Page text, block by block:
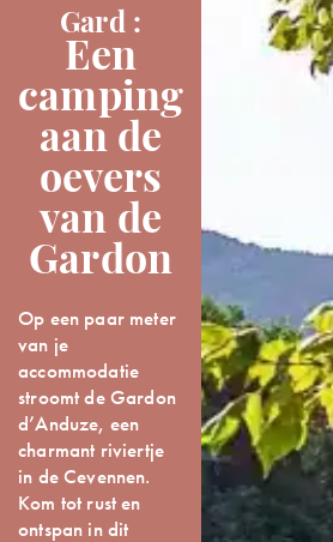
Gard :
Een
camping
aan de
oevers
van de
Gardon
Op een paar meter
van je
accommodatie
stroomt de Gardon
d’Anduze, een
charmant riviertje
in de Cevennen.
Kom tot rust en
ontspan in dit